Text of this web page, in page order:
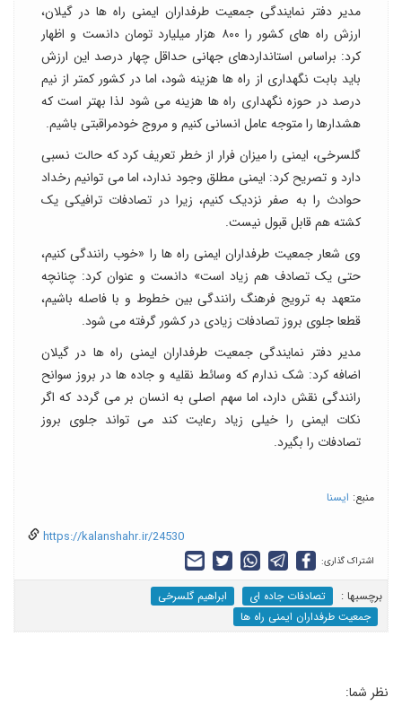
مدیر دفتر نمایندگی جمعیت طرفداران ایمنی راه ها در گیلان،
ارزش راه های کشور را ۸۰۰ هزار میلیارد تومان دانست و اظهار
کرد: براساس استانداردهای جهانی حداقل چهار درصد این ارزش
باید بابت نگهداری از راه ها هزینه شود، اما در کشور کمتر از نیم
درصد در حوزه نگهداری راه ها هزینه می شود لذا بهتر است که
هشدارها را متوجه عامل انسانی کنیم و مروج خودمراقبتی باشیم.
گلسرخی، ایمنی را میزان فرار از خطر تعریف کرد که حالت نسبی
دارد و تصریح کرد: ایمنی مطلق وجود ندارد، اما می توانیم رخداد
حوادث را به صفر نزدیک کنیم، زیرا در تصادفات ترافیکی یک
کشته هم قابل قبول نیست.
وی شعار جمعیت طرفداران ایمنی راه ها را «خوب رانندگی کنیم،
حتی یک تصادف هم زیاد است» دانست و عنوان کرد: چنانچه
متعهد به ترویج فرهنگ رانندگی بین خطوط و با فاصله باشیم،
قطعا جلوی بروز تصادفات زیادی در کشور گرفته می شود.
مدیر دفتر نمایندگی جمعیت طرفداران ایمنی راه ها در گیلان
اضافه کرد: شک ندارم که وسائط نقلیه و جاده ها در بروز سوانح
رانندگی نقش دارد، اما سهم اصلی به انسان بر می گردد که اگر
نکات ایمنی را خیلی زیاد رعایت کند می تواند جلوی بروز
تصادفات را بگیرد.
منبع: ایسنا
https://kalanshahr.ir/24530
اشتراک گذاری:
برچسب‎ها : تصادفات جاده ای
ابراهیم گلسرخی
جمعیت طرفداران ایمنی راه ها
نظر شما: